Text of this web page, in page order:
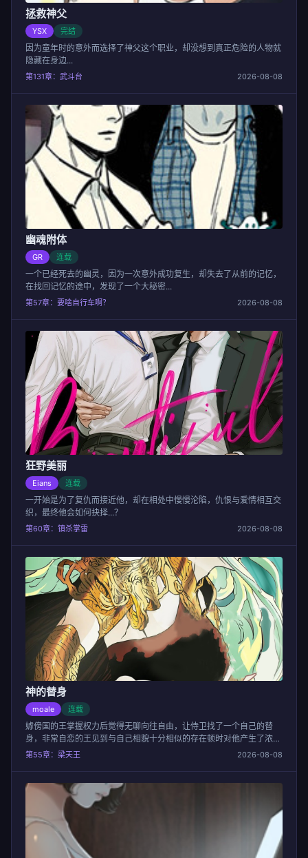
拯救神父
YSX 完结
因为童年时的意外而选择了神父这个职业，却没想到真正危险的人物就
隐藏在身边...
第131章：武斗台 2026-08-08
幽魂附体
GR 连载
一个已经死去的幽灵，因为一次意外成功复生，却失去了从前的记忆，
在找回记忆的途中，发现了一个大秘密...
第57章：要啥自行车啊？ 2026-08-08
狂野美丽
Eians 连载
一开始是为了复仇而接近他，却在相处中慢慢沦陷，仇恨与爱情相互交
织，最终他会如何抉择...？
第60章：镇杀掌雷 2026-08-08
神的替身
moale 连载
嫭傍国的王掌握权力后觉得无聊向往自由，让侍卫找了一个自己的替
身，非常自恋的王见到与自己相貌十分相似的存在顿时对他产生了浓厚
的兴趣。
第55章：梁天王 2026-08-08